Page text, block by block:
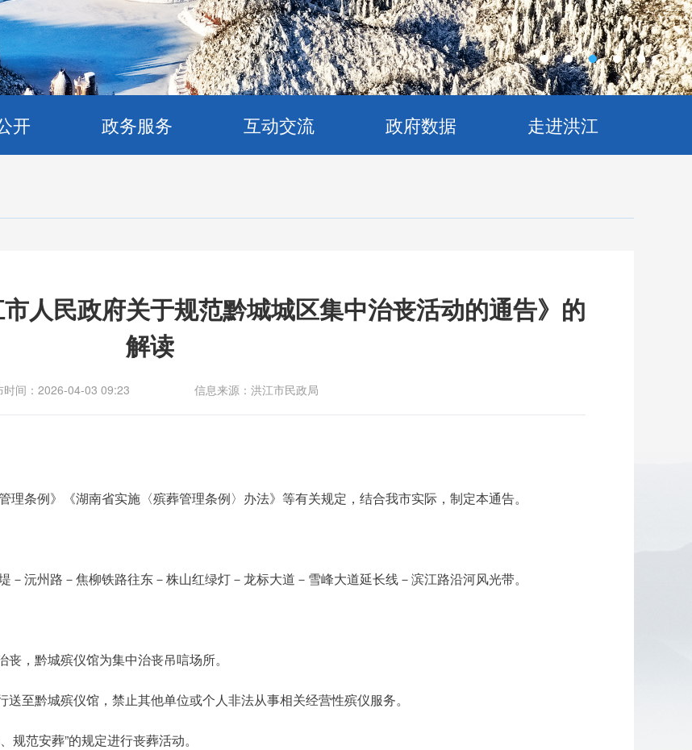
开 政务服务 互动交流 政府数据 走进洪江
人民政府关于规范黔城城区集中治丧活动的通告》的
解读
时间：2026-04-03 09:23 信息来源：洪江市民政局
条例》《湖南省实施〈殡葬管理条例〉办法》等有关规定，结合我市实际，制定本通告。
－沅州路－焦柳铁路往东－株山红绿灯－龙标大道－雪峰大道延长线－滨江路沿河风光带。
，黔城殡仪馆为集中治丧吊唁场所。
至黔城殡仪馆，禁止其他单位或个人非法从事相关经营性殡仪服务。
范安葬”的规定进行丧葬活动。